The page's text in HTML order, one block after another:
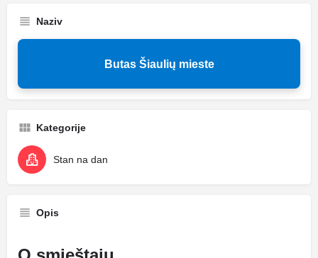
Naziv
Butas Šiaulių mieste
Kategorije
Stan na dan
Opis